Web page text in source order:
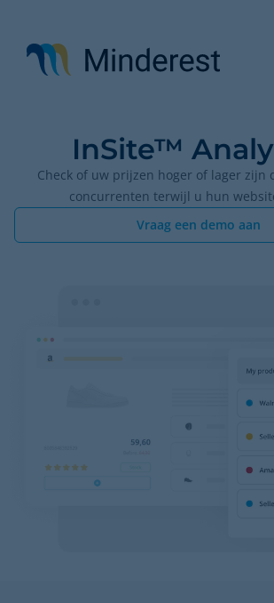
naar
InSite™
Check of uw prijzen hoger of lager zijn
concurrenten terwijl u hun
Vraag een demo aan